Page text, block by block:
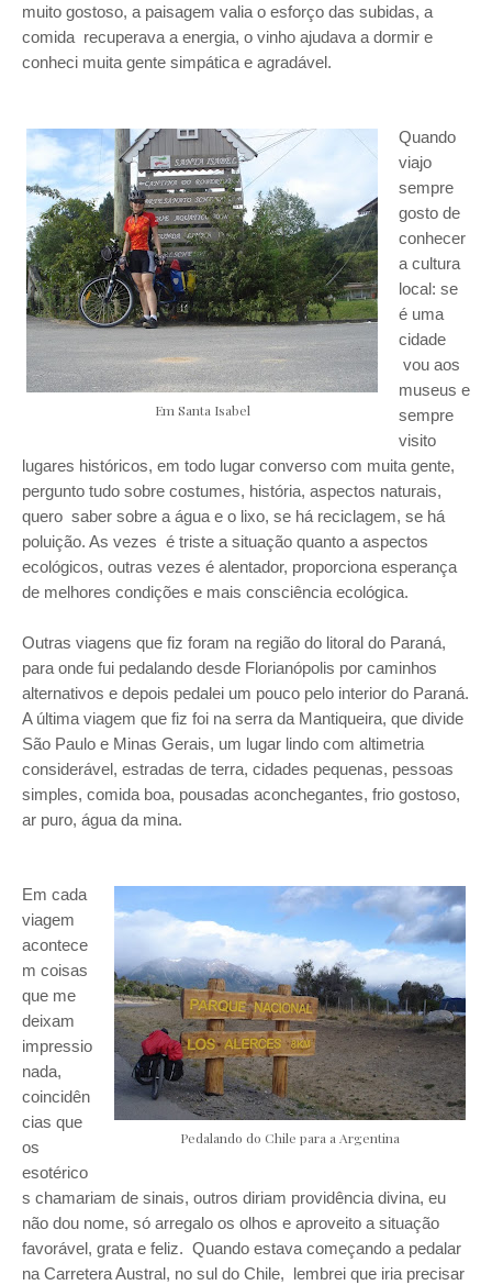
muito gostoso, a paisagem valia o esforço das subidas, a
comida recuperava a energia, o vinho ajudava a dormir e
conheci muita gente simpática e agradável.
Em Santa Isabel
Quando
viajo
sempre
gosto de
conhecer
a cultura
local: se
é uma
cidade
vou aos
museus e
sempre
visito
lugares históricos, em todo lugar converso com muita gente,
pergunto tudo sobre costumes, história, aspectos naturais,
quero saber sobre a água e o lixo, se há reciclagem, se há
poluição. As vezes é triste a situação quanto a aspectos
ecológicos, outras vezes é alentador, proporciona esperança
de melhores condições e mais consciência ecológica.
Outras viagens que fiz foram na região do litoral do Paraná,
para onde fui pedalando desde Florianópolis por caminhos
alternativos e depois pedalei um pouco pelo interior do Paraná.
A última viagem que fiz foi na serra da Mantiqueira, que divide
São Paulo e Minas Gerais, um lugar lindo com altimetria
considerável, estradas de terra, cidades pequenas, pessoas
simples, comida boa, pousadas aconchegantes, frio gostoso,
ar puro, água da mina.
Pedalando do Chile para a Argentina
Em cada
viagem
acontece
m coisas
que me
deixam
impressio
nada,
coincidên
cias que
os
esotérico
s chamariam de sinais, outros diriam providência divina, eu
não dou nome, só arregalo os olhos e aproveito a situação
favorável, grata e feliz. Quando estava começando a pedalar
na Carretera Austral, no sul do Chile, lembrei que iria precisar